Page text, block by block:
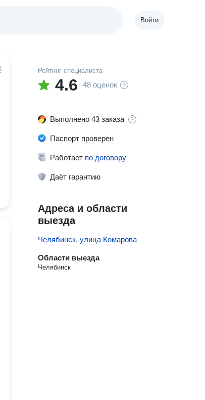
Войти
Рейтинг специалиста
4.6 48 оценок
Выполнено 43 заказа
Паспорт проверен
Работает по договору
Даёт гарантию
Адреса и области
выезда
Челябинск, улица Комарова
Области выезда
Челябинск